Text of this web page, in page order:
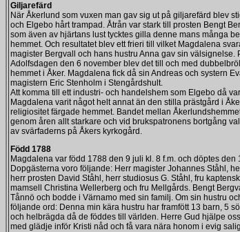
Giljarefärd
När Åkerlund som vuxen man gav sig ut på giljarefärd blev
och Elgebo hårt trampad. Åtrån var stark till prosten Bengt
som även av hjärtans lust tycktes gilla denne mans många
hemmet. Och resultatet blev ett frieri till vilket Magdalena
magister Bergvall och hans hustru Anna gav sin välsignelse.
Adolfsdagen den 6 november blev det till och med
hemmet i Åker. Magdalena fick då sin Andreas och systern
magistern Eric Stenholm i Stengårdshult.
Att komma till ett industri- och handelshem som Elgebo då
Magdalena varit något helt annat än den stilla prästgård i
religiositet färgade hemmet. Bandet mellan
genom åren allt starkare och vid brukspatronens bortgång
av svärfaderns på Åkers kyrkogård.
Född 1788
Magdalena var född 1788 den 9 juli kl. 8 f.m. och döptes den
Dopgästerna voro följande: Herr magister Johannes Ståhl,
herr prosten David Ståhl, herr studiosus G. Ståhl, fru
mamsell Christina Wellerberg och fru Mellgårds. Bengt
Tånnö och bodde i Värnamo med sin familj. Om sin hustru
följande ord: Denna min kära hustru har framfött 13 barn, 5
och helbrägda då de föddes till världen. Herre Gud hjälpe
med glädje inför Kristi nåd och få vara nära honom i evig